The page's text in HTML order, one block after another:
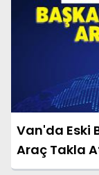
Van'da Eski
Araç Takla